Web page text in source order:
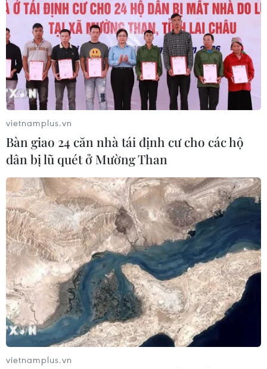
vietnamplus.vn
Bàn giao 24 căn nhà tái định cư cho các hộ
dân bị lũ quét ở Mường Than
vietnamplus.vn